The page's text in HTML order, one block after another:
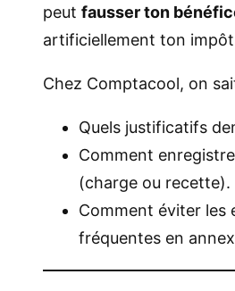
peut fausser ton
artificiellement ton
Chez Comptacool, on
Quels justificatifs
Comment
(charge ou recette).
Comment éviter les
fréquentes en